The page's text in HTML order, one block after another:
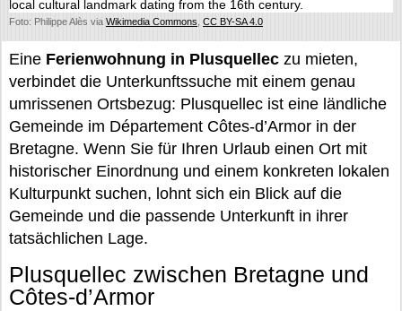
local cultural landmark dating from the 16th century.
Foto: Philippe Alès via Wikimedia Commons CC BY-SA 4.0
Eine Ferienwohnung in Plusquellec zu mieten,
verbindet die Unterkunftssuche mit einem genau
umrissenen Ortsbezug: Plusquellec ist eine ländliche
Gemeinde im Département Côtes-d’Armor in der
Bretagne. Wenn Sie für Ihren Urlaub einen Ort mit
historischer Einordnung und einem konkreten lokalen
Kulturpunkt suchen, lohnt sich ein Blick auf die
Gemeinde und die passende Unterkunft in ihrer
tatsächlichen Lage.
Plusquellec zwischen Bretagne und
Côtes-d’Armor